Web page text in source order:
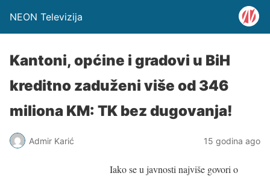
NEON Televizija
Kantoni, općine i gradovi u BiH
kreditno zaduženi više od 346
miliona KM: TK bez dugovanja!
Admir Karić 15 godina ago
Iako se u javnosti najviše govori o